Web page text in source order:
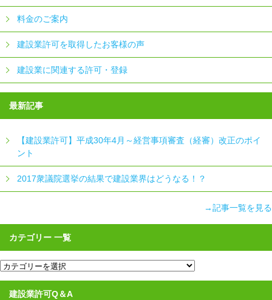
料金のご案内
建設業許可を取得したお客様の声
建設業に関連する許可・登録
最新記事
【建設業許可】平成30年4月～経営事項審査（経審）改正のポイ
ント
2017衆議院選挙の結果で建設業界はどうなる！？
→記事一覧を見る
カテゴリー 一覧
カ
テ
ゴ
建設業許可Q＆A